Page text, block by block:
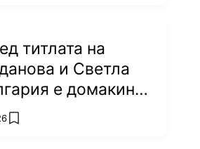
титлата на
и Светла
е домакин
add favorites